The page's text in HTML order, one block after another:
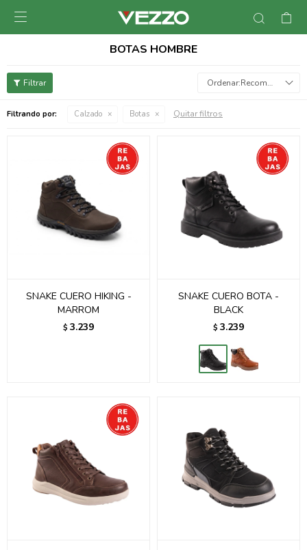

BOTAS HOMBRE
Recomendados
Filtrando por: Calzado Botas Quitar filtros
SNAKE CUERO HIKING -
MARROM
$ 3.239
SNAKE CUERO BOTA -
BLACK
$ 3.239